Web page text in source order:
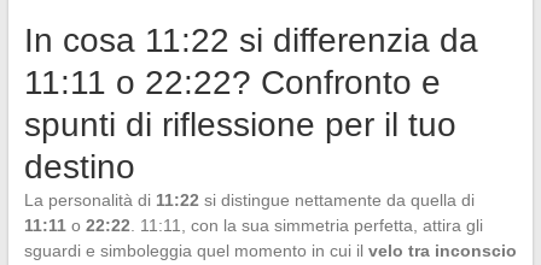
In cosa 11:22 si differenzia da
11:11 o 22:22? Confronto e
spunti di riflessione per il tuo
destino
La personalità di 11:22 si distingue nettamente da quella di
11:11 o 22:22 . 11:11, con la sua simmetria perfetta, attira gli
sguardi e simboleggia quel momento in cui il velo tra inconscio